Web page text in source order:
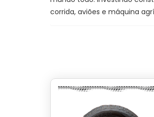
corrida, aviões e máquina